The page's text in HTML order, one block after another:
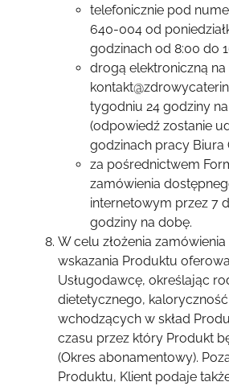
telefonicznie pod
640-004 od
godzinach od 8:00 do
drogą elektroniczną na
tygodniu 24 godziny
(odpowiedź zostanie
godzinach pracy Biura
za pośrednictwem
zamówienia
internetowym przez 7
godziny na dobę.
W celu złożenia
wskazania Produktu
Usługodawcę, określając
dietetycznego,
wchodzących w skład
czasu przez który Produkt
(Okres abonamentowy).
Produktu, Klient podaje